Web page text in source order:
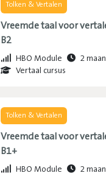
Tolken & Vertalen
Vreemde taal voor
B2
HBO Module
2
Vertaal cursus
Tolken & Vertalen
Vreemde taal voor
B1+
HBO Module
2